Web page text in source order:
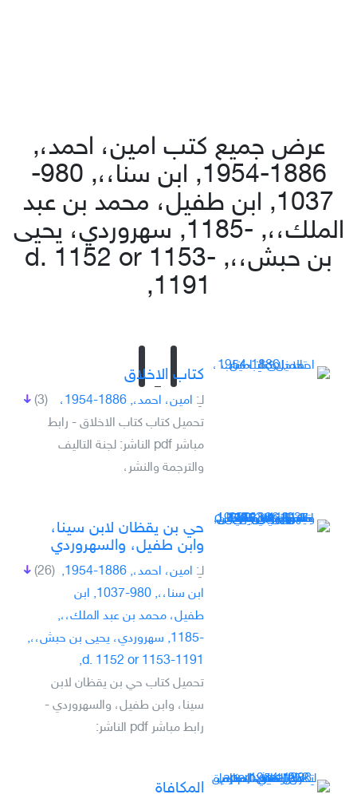
عرض جميع كتب امين، احمد،,
1886-1954, ابن سنا،،, 980-
1037, ابن طفيل، محمد بن عبد
الملك،،, -1185, سهروردي، يحيى
بن حبش،،, d. 1152 or 1153-
1191,
كتاب الاخلاق
(3) لـِ: امين، احمد،, 1886-1954،
تحميل كتاب كتاب الاخلاق - رابط
مباشر pdf الناشر: لجنة التاليف
والترجمة والنشر،
حي بن يقظان لابن سينا،
وابن طفيل، والسهروردي
(26) لـِ:
امين، احمد،, 1886-1954,
ابن سنا،،, 980-1037, ابن
طفيل، محمد بن عبد الملك،،,
-1185, سهروردي، يحيى بن حبش،،,
d. 1152 or 1153-1191,
تحميل كتاب حي بن يقظان لابن
سينا، وابن طفيل، والسهروردي -
رابط مباشر pdf الناشر:
المكافاة